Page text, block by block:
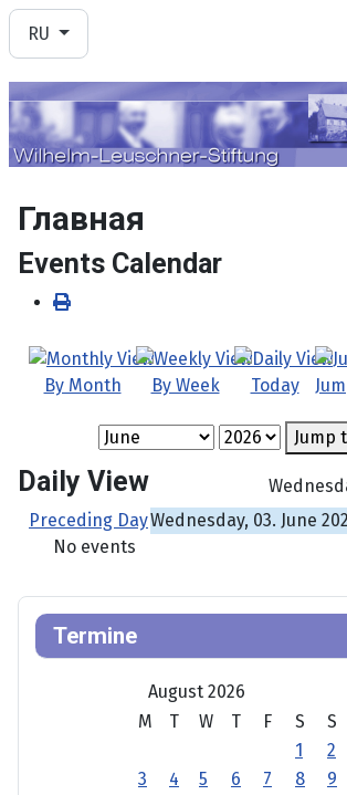
Выберите язык
RU
Главная
Events Calendar
By Month By Week Today
Jump
Daily View
Preceding DayWednesday, 03. June
No events
Termine
August 2026
M
T W T F S
S
1
2
3
4 5 6 7 8
9